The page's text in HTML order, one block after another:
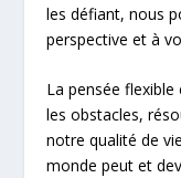
les défiant, nous
perspective et à
La pensée
les obstacles,
notre qualité de
monde peut et